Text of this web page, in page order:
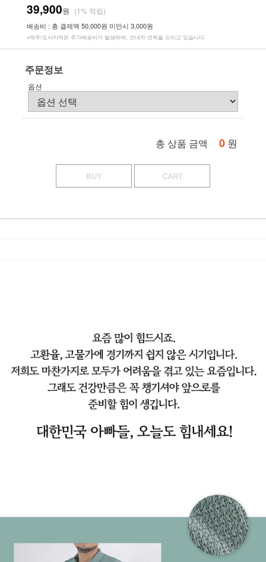
39,900원 (1% 적립)
배송비 : 총 결제액 50,000원 미만시 3,000원
※제주/도서지역은 추가배송비가 발생하며, 안내차 연락을 드리고 있습니다.
주문정보
옵션
총 상품 금액 0 원
BUY CART